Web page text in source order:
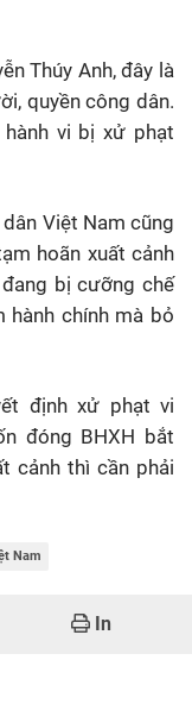
Thúy Anh, đây là
quyền công dân.
vi bị xử phạt
Việt Nam cũng
hoãn xuất cảnh
bị cưỡng chế
hành chính mà bỏ
định xử phạt vi
đóng BHXH bắt
cảnh thì cần phải
Nam
In